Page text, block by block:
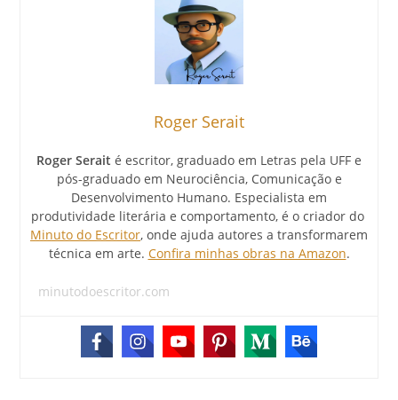
Roger Serait
Roger Serait é escritor, graduado em Letras pela UFF e
pós-graduado em Neurociência, Comunicação e
Desenvolvimento Humano. Especialista em
produtividade literária e comportamento, é o criador do
Minuto do Escritor, onde ajuda autores a transformarem
técnica em arte. Confira minhas obras na Amazon.
minutodoescritor.com